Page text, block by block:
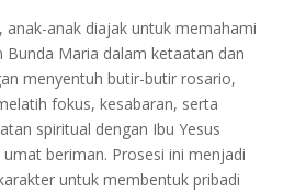
anak-anak diajak untuk memahami
Bunda Maria dalam ketaatan dan
menyentuh butir-butir rosario,
fokus, kesabaran, serta
spiritual dengan Ibu Yesus
beriman. Prosesi ini menjadi
untuk membentuk pribadi